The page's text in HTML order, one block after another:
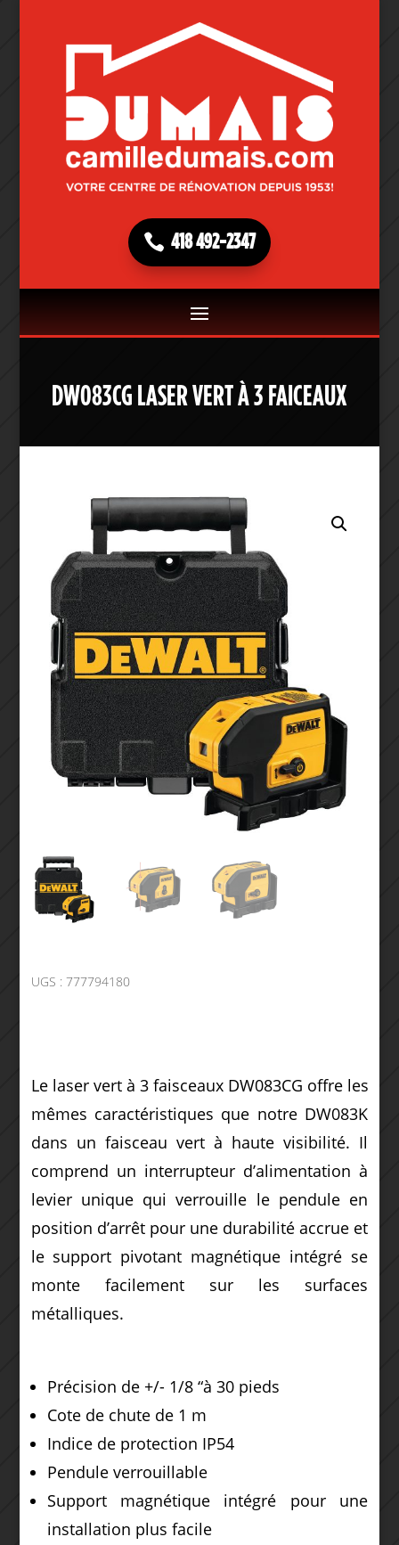
418 492-2347
DW083CG LASER VERT À 3 FAICEAUX
UGS : 777794180
Le laser vert à 3 faisceaux DW083CG offre les
mêmes caractéristiques que notre DW083K
dans un faisceau vert à haute visibilité. Il
comprend un interrupteur d’alimentation à
levier unique qui verrouille le pendule en
position d’arrêt pour une durabilité accrue et
le support pivotant magnétique intégré se
monte facilement sur les surfaces
métalliques.
Précision de +/- 1/8 “à 30 pieds
Cote de chute de 1 m
Indice de protection IP54
Pendule verrouillable
Support magnétique intégré pour une
installation plus facile